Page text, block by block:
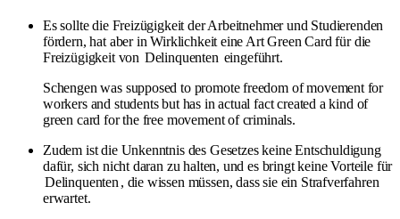
Es sollte die Freizügigkeit der Arbeitnehmer und Studierenden
fördern, hat aber in Wirklichkeit eine Art Green Card für die
Freizügigkeit von Delinquenten eingeführt.
Schengen was supposed to promote freedom of movement for
workers and students but has in actual fact created a kind of
green card for the free movement of criminals.
Zudem ist die Unkenntnis des Gesetzes keine Entschuldigung
dafür, sich nicht daran zu halten, und es bringt keine Vorteile für
Delinquenten , die wissen müssen, dass sie ein Strafverfahren
erwartet.